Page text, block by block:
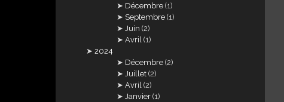
Décembre (1)
Septembre (1)
Juin (2)
Avril (1)
2024
Décembre (2)
Juillet (2)
Avril (2)
Janvier (1)